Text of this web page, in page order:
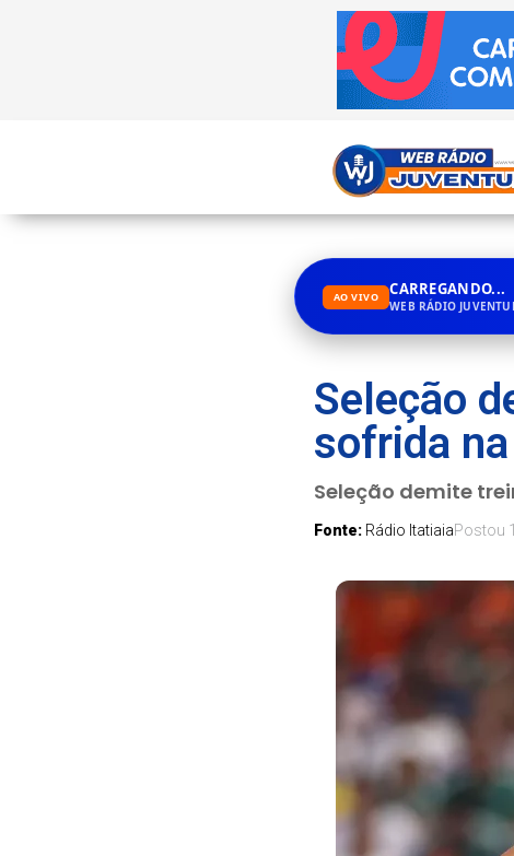
AO VIVO CARREGANDO...
WEB RÁDIO
Seleção
sofrida
Seleção demite
Fonte: Rádio ItatiaiaPostou